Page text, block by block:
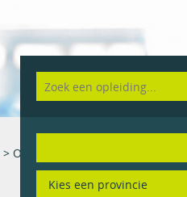
> Opleidingen